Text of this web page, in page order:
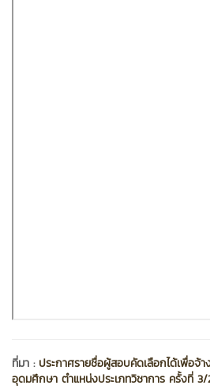
ที่มา : ประกาศรายชื่อผู้สอบคัดเลือกได้เพื่อจ้
อุดมศึกษา ตำแหน่งประเภทวิชาการ ครั้งที่